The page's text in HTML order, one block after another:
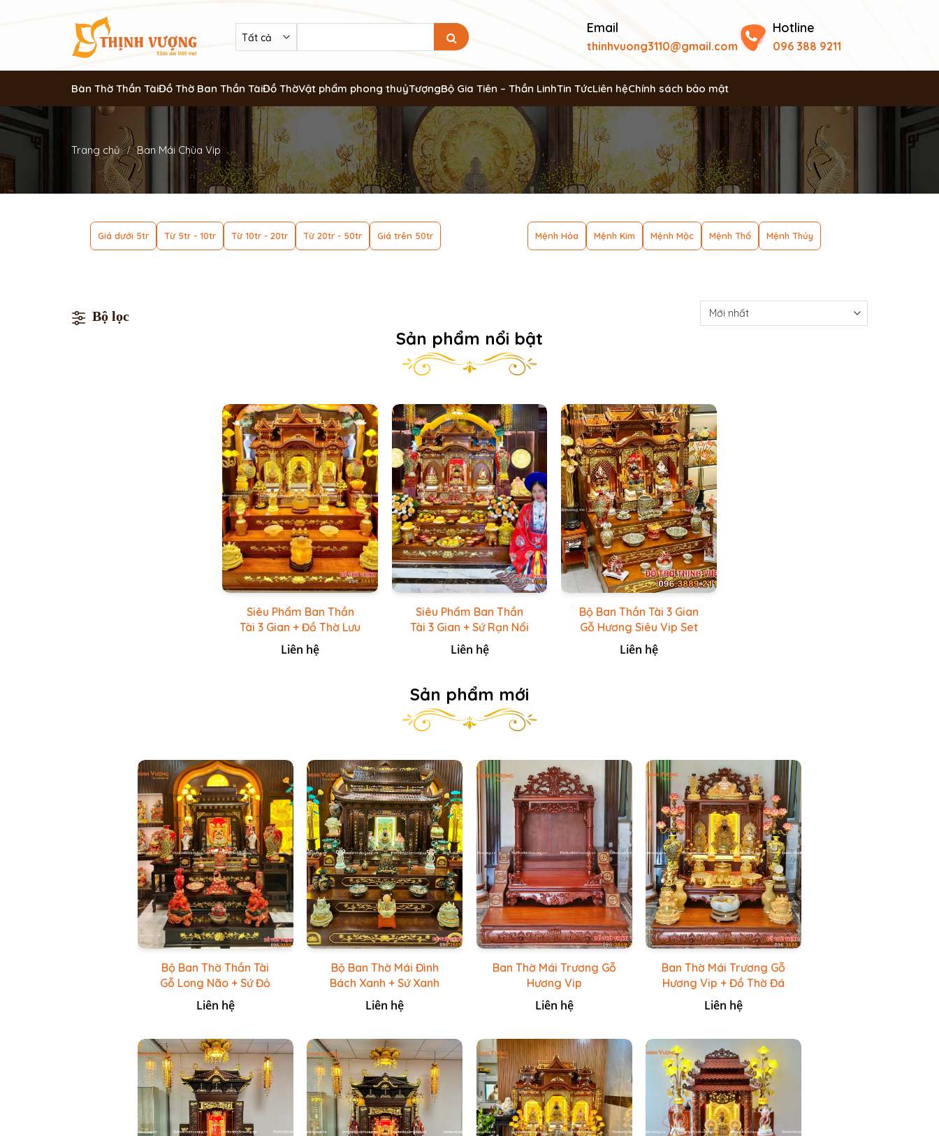
Email
thinhvuong3110@gmail.com
Hotline
096 388 9211
Bàn Thờ Thần TàiĐồ Thờ Ban Thần TàiĐồ ThờVật phẩm phong thuỷTượngBộ Gia Tiên – Thần LinhTin TứcLiên hệChính sách bảo mật
Trang chủ Ban Mái Chùa Vip
Giá dưới 5tr Từ 5tr - 10tr Từ 10tr - 20tr Từ 20tr - 50tr Giá trên 50tr Mệnh Hỏa Mệnh Kim Mệnh Mộc Mệnh Thổ Mệnh Thủy
Bộ lọc
Sản phẩm nổi bật
Siêu Phẩm Ban Thần
Tài 3 Gian + Đồ Thờ Lưu
Ly Đài Loan
Liên hệ
Siêu Phẩm Ban Thần
Tài 3 Gian + Sứ Rạn Nổi
Đỏ Vẽ Vàng 24k
Liên hệ
Bộ Ban Thần Tài 3 Gian
Gỗ Hương Siêu Vip Set
Sứ Rạn Nổi
Liên hệ
Sản phẩm mới
Bộ Ban Thờ Thần Tài
Gỗ Long Não + Sứ Đỏ
Nổi Vẽ Vàng 24K
Liên hệ
Bộ Ban Thờ Mái Đình
Bách Xanh + Sứ Xanh
Lục Bảo Vẽ Vàng
Liên hệ
Ban Thờ Mái Trương Gỗ
Hương Vip
Liên hệ
Ban Thờ Mái Trương Gỗ
Hương Vip + Đồ Thờ Đá
Onix
Liên hệ